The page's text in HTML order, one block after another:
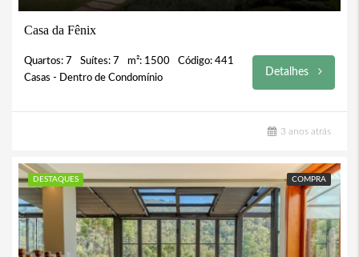
Casa da Fênix
Quartos: 7 Suítes: 7 m²: 1500
Código: 441
Casas - Dentro de Condomínio
Detalhes
3 anos atrás
DESTAQUES COMPRA